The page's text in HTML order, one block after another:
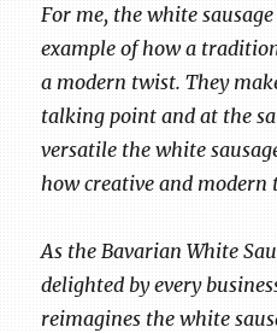
For me, the white
example of how a
a modern twist. They
talking point and at the
versatile the white
how creative and modern
As the Bavarian White
delighted by every
reimagines the white